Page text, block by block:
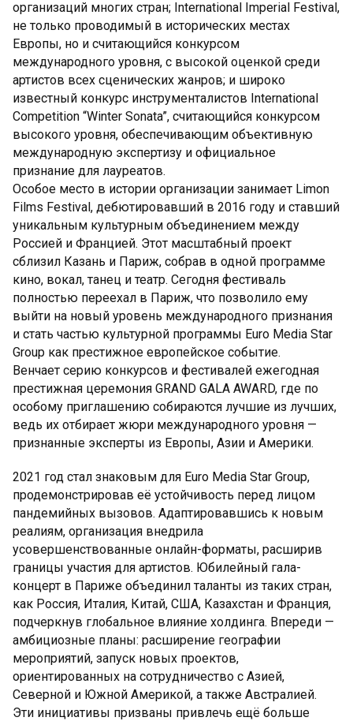
организаций многих стран; International Imperial Festival,
не только проводимый в исторических местах
Европы, но и считающийся конкурсом
международного уровня, с высокой оценкой среди
артистов всех сценических жанров; и широко
известный конкурс инструменталистов International
Competition “Winter Sonata”, считающийся конкурсом
высокого уровня, обеспечивающим объективную
международную экспертизу и официальное
признание для лауреатов.
Особое место в истории организации занимает Limon
Films Festival, дебютировавший в 2016 году и ставший
уникальным культурным объединением между
Россией и Францией. Этот масштабный проект
сблизил Казань и Париж, собрав в одной программе
кино, вокал, танец и театр. Сегодня фестиваль
полностью переехал в Париж, что позволило ему
выйти на новый уровень международного признания
и стать частью культурной программы Euro Media Star
Group как престижное европейское событие.
Венчает серию конкурсов и фестивалей ежегодная
престижная церемония GRAND GALA AWARD, где по
особому приглашению собираются лучшие из лучших,
ведь их отбирает жюри международного уровня —
признанные эксперты из Европы, Азии и Америки.
2021 год стал знаковым для Euro Media Star Group,
продемонстрировав её устойчивость перед лицом
пандемийных вызовов. Адаптировавшись к новым
реалиям, организация внедрила
усовершенствованные онлайн-форматы, расширив
границы участия для артистов. Юбилейный гала-
концерт в Париже объединил таланты из таких стран,
как Россия, Италия, Китай, США, Казахстан и Франция,
подчеркнув глобальное влияние холдинга. Впереди —
амбициозные планы: расширение географии
мероприятий, запуск новых проектов,
ориентированных на сотрудничество с Азией,
Северной и Южной Америкой, а также Австралией.
Эти инициативы призваны привлечь ещё больше